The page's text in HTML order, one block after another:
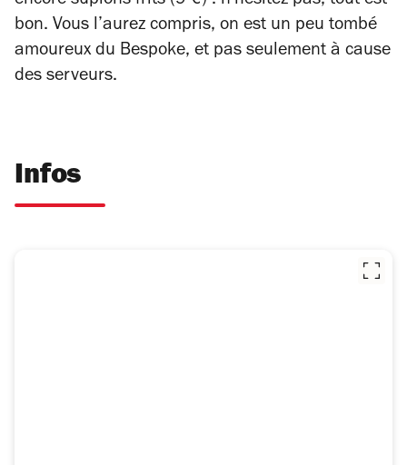
bon. Vous l’aurez compris, on est un peu tombé
amoureux du Bespoke, et pas seulement à cause
des serveurs.
Infos